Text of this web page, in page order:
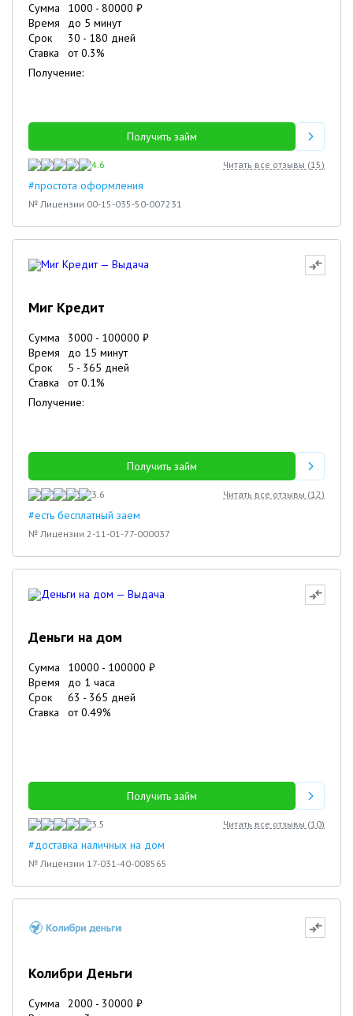
Сумма 1000 - 80000 ₽
Время
до 5 минут
Срок
30 - 180 дней
Ставка
от0.3%
Получение:
Получить займ
4.6 Читать все отзывы (15)
#простота оформления
№ Лицензии 00-15-035-50-007231
Миг Кредит
Сумма 3000 - 100000 ₽
Время
до 15 минут
Срок
5 - 365 дней
Ставка
от0.1%
Получение:
Получить займ
3.6 Читать все отзывы (12)
#есть бесплатный заем
№ Лицензии 2-11-01-77-000037
Деньги на дом
Сумма 10000 - 100000 ₽
Время
до 1 часа
Срок
63 - 365 дней
Ставка
от0.49%
Получить займ
3.5 Читать все отзывы (10)
#доставка наличных на дом
№ Лицензии 17-031-40-008565
Колибри Деньги
Сумма 2000 - 30000 ₽